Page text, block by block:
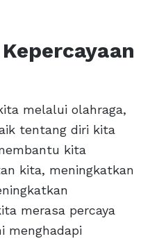
melalui olahraga,
tentang diri kita
kita
kita, meningkatkan
merasa percaya
menghadapi